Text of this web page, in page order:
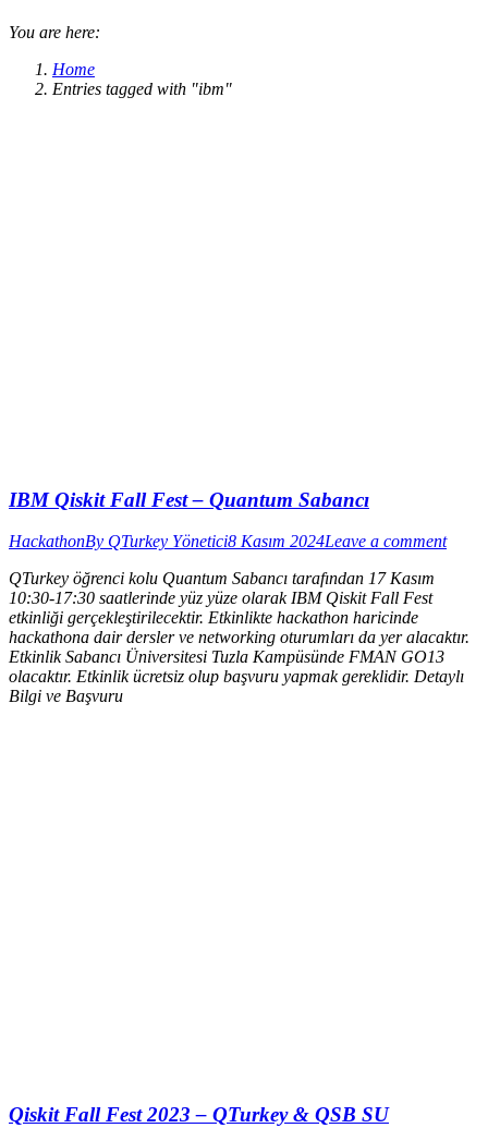
You are here:
Home
Entries tagged with "ibm"
IBM Qiskit Fall Fest – Quantum Sabancı
HackathonBy QTurkey Yönetici8 Kasım 2024Leave a comment
QTurkey öğrenci kolu Quantum Sabancı tarafından 17 Kasım
10:30-17:30 saatlerinde yüz yüze olarak IBM Qiskit Fall Fest
etkinliği gerçekleştirilecektir. Etkinlikte hackathon haricinde
hackathona dair dersler ve networking oturumları da yer alacaktır.
Etkinlik Sabancı Üniversitesi Tuzla Kampüsünde FMAN GO13
olacaktır. Etkinlik ücretsiz olup başvuru yapmak gereklidir. Detaylı
Bilgi ve Başvuru
Qiskit Fall Fest 2023 – QTurkey & QSB SU